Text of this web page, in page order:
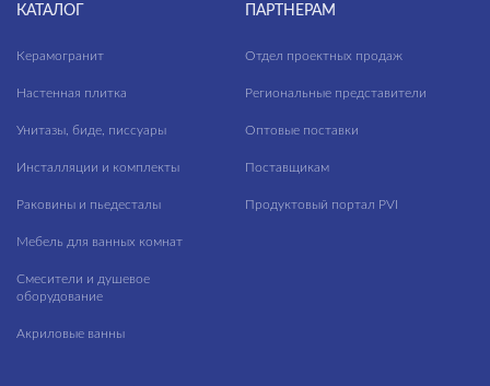
КАТАЛОГ
Керамогранит
Настенная плитка
Унитазы, биде, писсуары
Инсталляции и комплекты
Раковины и пьедесталы
Мебель для ванных комнат
Смесители и душевое
оборудование
Акриловые ванны
ПАРТНЕРАМ
Отдел проектных продаж
Региональные представители
Оптовые поставки
Поставщикам
Продуктовый портал PVI